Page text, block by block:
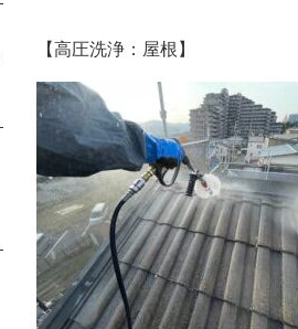
【高圧洗浄：屋根】